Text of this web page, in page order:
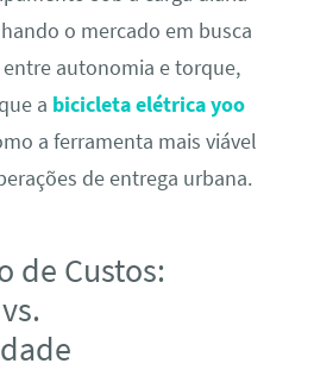
o mercado em busca
autonomia e torque,
a bicicleta elétrica yoo
a ferramenta mais viável
de entrega urbana.
de Custos: